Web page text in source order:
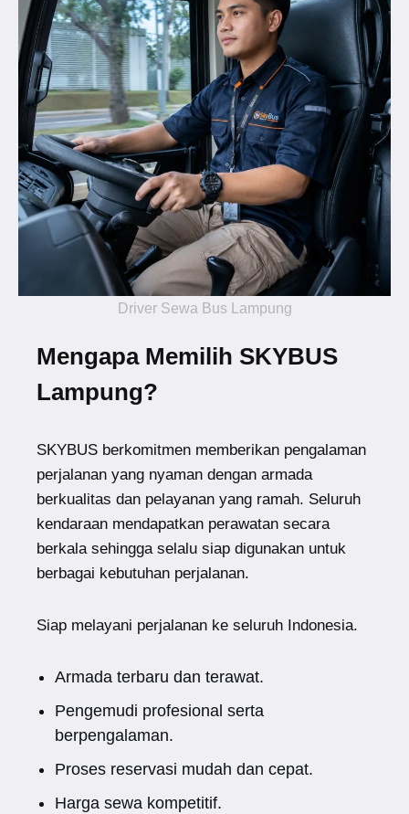
Driver Sewa Bus Lampung
Mengapa Memilih SKYBUS
Lampung?
SKYBUS berkomitmen memberikan pengalaman
perjalanan yang nyaman dengan armada
berkualitas dan pelayanan yang ramah. Seluruh
kendaraan mendapatkan perawatan secara
berkala sehingga selalu siap digunakan untuk
berbagai kebutuhan perjalanan.
Siap melayani perjalanan ke seluruh Indonesia.
Armada terbaru dan terawat.
Pengemudi profesional serta
berpengalaman.
Proses reservasi mudah dan cepat.
Harga sewa kompetitif.